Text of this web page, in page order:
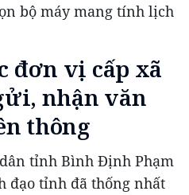
bộ máy mang tính lịch
đơn vị cấp xã
nhận văn
thông
tỉnh Bình Định Phạm
đạo tỉnh đã thống nhất